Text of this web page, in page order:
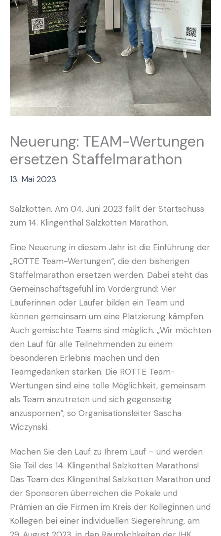
Neuerung: TEAM-Wertungen
ersetzen Staffelmarathon
13. Mai 2023
Salzkotten. Am 04. Juni 2023 fällt der Startschuss
zum 14. Klingenthal Salzkotten Marathon.
Eine Neuerung in diesem Jahr ist die Einführung der
„ROTTE Team-Wertungen“, die den bisherigen
Staffelmarathon ersetzen werden. Dabei steht das
Gemeinschaftsgefühl im Vordergrund: Vier
Läuferinnen oder Läufer bilden ein Team und
können gemeinsam um eine Platzierung kämpfen.
Auch gemischte Teams sind möglich. „Wir möchten
den Lauf für alle Teilnehmenden zu einem
besonderen Erlebnis machen und den
Teamgedanken stärken. Die ROTTE Team-
Wertungen sind eine tolle Möglichkeit, gemeinsam
als Team anzutreten und sich gegenseitig
anzuspornen“, so Organisationsleiter Sascha
Wiczynski.
Machen Sie den Lauf zu Ihrem Lauf – und werden
Sie Teil des 14. Klingenthal Salzkotten Marathons!
Das Team des Klingenthal Salzkotten Marathon und
der Sponsoren überreichen die Pokale und
Prämien an die Firmen im Kreis der Kolleginnen und
Kollegen bei einer individuellen Siegerehrung, am